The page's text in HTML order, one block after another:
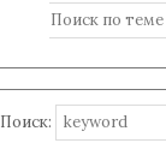
Поиск: